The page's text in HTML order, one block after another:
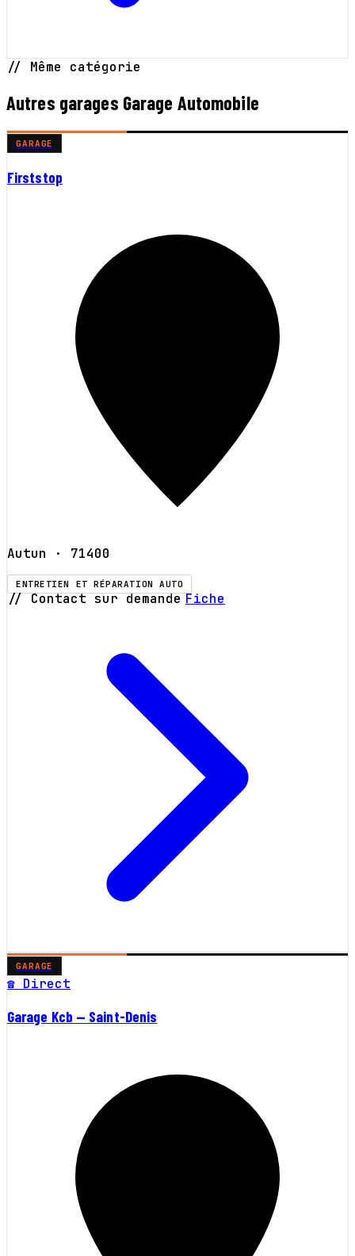
// Même catégorie
Autres garages Garage Automobile
GARAGE
Firststop
Autun · 71400
ENTRETIEN ET RÉPARATION AUTO
// Contact sur demande Fiche
GARAGE
☎ Direct
Garage Kcb — Saint-Denis